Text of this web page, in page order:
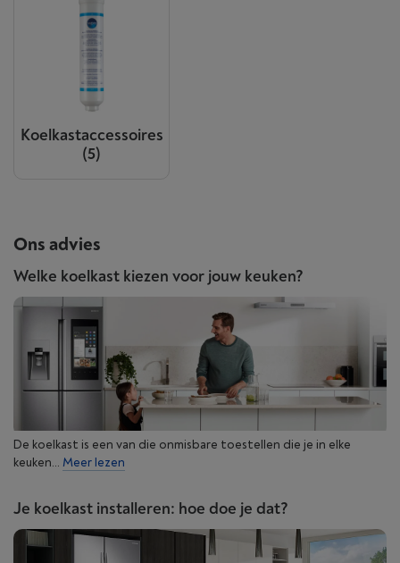
Koelkastaccessoires
(5)
Ons advies
Welke koelkast kiezen voor jouw keuken?
De koelkast is een van die onmisbare toestellen die je in elke
keuken... Meer lezen
Je koelkast installeren: hoe doe je dat?